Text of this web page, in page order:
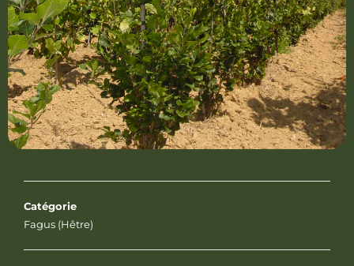
Catégorie
Fagus (Hêtre)